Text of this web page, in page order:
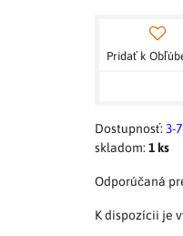
Pridať k
Dostupnosť: 3-
skladom: 1ks